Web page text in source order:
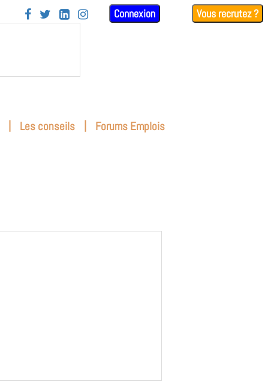
    Connexion Vous recrutez ?
| Les conseils | Forums Emplois